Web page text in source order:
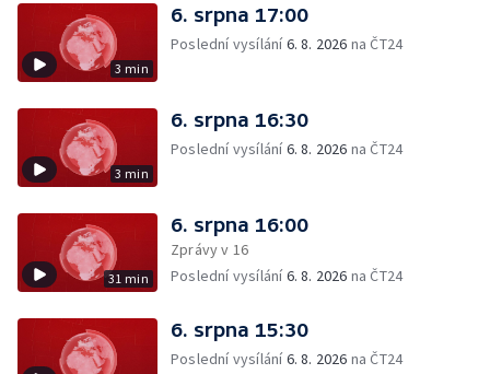
3 min
6. srpna 17:00
Poslední vysílání6. 8. 2026 na ČT24
3 min
6. srpna 16:30
Poslední vysílání6. 8. 2026 na ČT24
31 min
6. srpna 16:00
Zprávy v 16
Poslední vysílání6. 8. 2026 na ČT24
6. srpna 15:30
Poslední vysílání6. 8. 2026 na ČT24